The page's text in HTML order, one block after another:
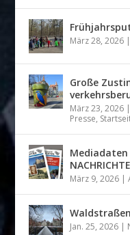
März 28, 2026
Große
März 23, 2026
Presse,
März 9, 2026 |
Jan. 25, 2026 |